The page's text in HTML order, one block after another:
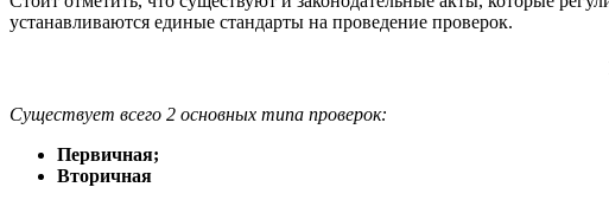
устанавливаются единые стандарты на проведение проверок.
Существует всего 2 основных типа проверок:
Первичная;
Вторичная